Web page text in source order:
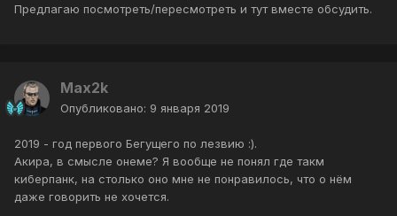
Предлагаю посмотреть/пересмотреть и тут вместе обсудить.
Max2k
Опубликовано: 9 января 2019
2019 - год первого Бегущего по лезвию :).
Акира, в смысле онеме? Я вообще не понял где такм
киберпанк, на столько оно мне не понравилось, что о нём
даже говорить не хочется.